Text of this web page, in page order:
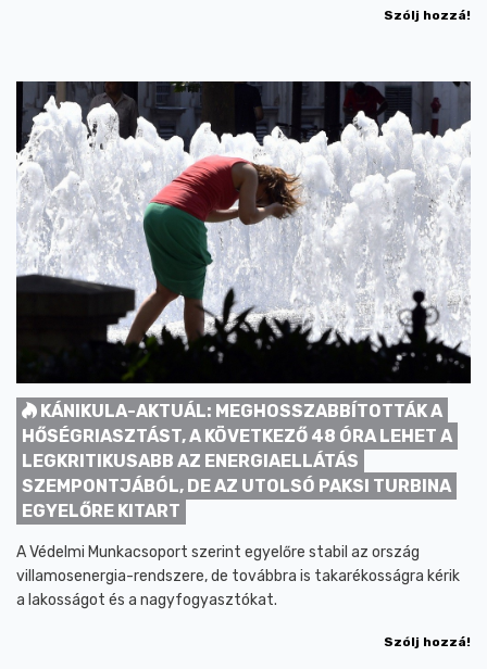
Szólj hozzá!
KÁNIKULA-AKTUÁL: MEGHOSSZABBÍTOTTÁK A
HŐSÉGRIASZTÁST, A KÖVETKEZŐ 48 ÓRA LEHET A
LEGKRITIKUSABB AZ ENERGIAELLÁTÁS
SZEMPONTJÁBÓL, DE AZ UTOLSÓ PAKSI TURBINA
EGYELŐRE KITART
A Védelmi Munkacsoport szerint egyelőre stabil az ország
villamosenergia-rendszere, de továbbra is takarékosságra kérik
a lakosságot és a nagyfogyasztókat.
Szólj hozzá!